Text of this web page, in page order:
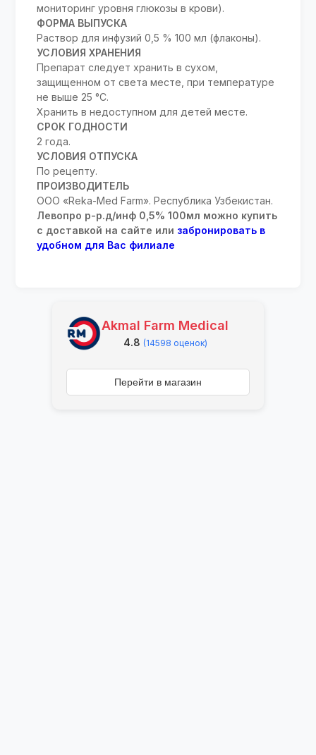
мониторинг уровня глюкозы в крови).
ФОРМА ВЫПУСКА
Раствор для инфузий 0,5 % 100 мл (флаконы).
УСЛОВИЯ ХРАНЕНИЯ
Препарат следует хранить в сухом,
защищенном от света месте, при температуре
не выше 25 °С.
Хранить в недоступном для детей месте.
СРОК ГОДНОСТИ
2 года.
УСЛОВИЯ ОТПУСКА
По рецепту.
ПРОИЗВОДИТЕЛЬ
ООО «Reka-Med Farm». Республика Узбекистан.
Левопро р-р.д/инф 0,5% 100мл можно купить
с доставкой на сайте или забронировать в
удобном для Вас филиале
Akmal Farm Medical
4.8 (14598 оценок)
Перейти в магазин